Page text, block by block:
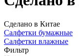
Сделано в Китае
Салфетки бумажные
Салфетки влажные
Фильтр